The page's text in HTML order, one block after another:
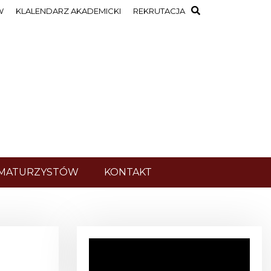
KLALENDARZ AKADEMICKI REKRUTACJA
KONTAKT